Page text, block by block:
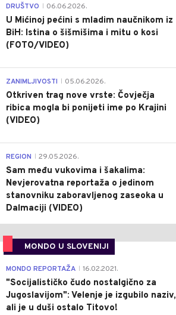
DRUŠTVO 06.06.2026.
U Mićinoj pećini s mladim naučnikom iz
BiH: Istina o šišmišima i mitu o kosi
(FOTO/VIDEO)
ZANIMLJIVOSTI 05.06.2026.
Otkriven trag nove vrste: Čovječja
ribica mogla bi ponijeti ime po Krajini
(VIDEO)
REGION 29.05.2026.
Sam među vukovima i šakalima:
Nevjerovatna reportaža o jedinom
stanovniku zaboravljenog zaseoka u
Dalmaciji (VIDEO)
MONDO U SLOVENIJI
MONDO REPORTAŽA 16.02.2021.
"Socijalističko čudo nostalgično za
Jugoslavijom": Velenje je izgubilo naziv,
ali je u duši ostalo Titovo!